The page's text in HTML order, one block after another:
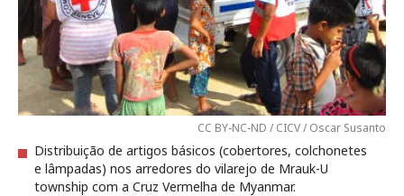
CC BY-NC-ND / CICV / Oscar Susanto
Distribuição de artigos básicos (cobertores, colchonetes
e lâmpadas) nos arredores do vilarejo de Mrauk-U
township com a Cruz Vermelha de Myanmar.